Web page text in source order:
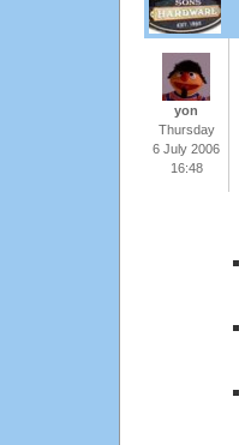
yon
Thursday
6 July 2006
16:48